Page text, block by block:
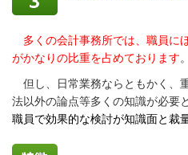
多くの会計事務所では、職員に
がかなりの比重を占めております。
但し、日常業務ならともかく、
法以外の論点等多くの知識が必要
職員で効果的な検討が知識面と裁